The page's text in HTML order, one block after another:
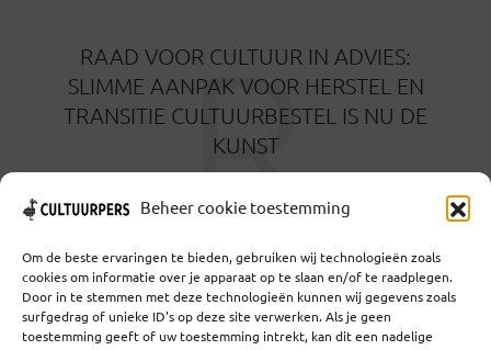
Beheer cookie toestemming
Om de beste ervaringen te bieden, gebruiken wij technologieën zoals
cookies om informatie over je apparaat op te slaan en/of te raadplegen.
Door in te stemmen met deze technologieën kunnen wij gegevens zoals
surfgedrag of unieke ID's op deze site verwerken. Als je geen
toestemming geeft of uw toestemming intrekt, kan dit een nadelige
RAAD VOOR CULTUUR IN ADVIES:
SLIMME AANPAK VOOR HERSTEL EN
TRANSITIE CULTUURBESTEL IS NU DE
KUNST
R
Coöperatief Cultureel Persbureau U.A. | Salzburg 29 |